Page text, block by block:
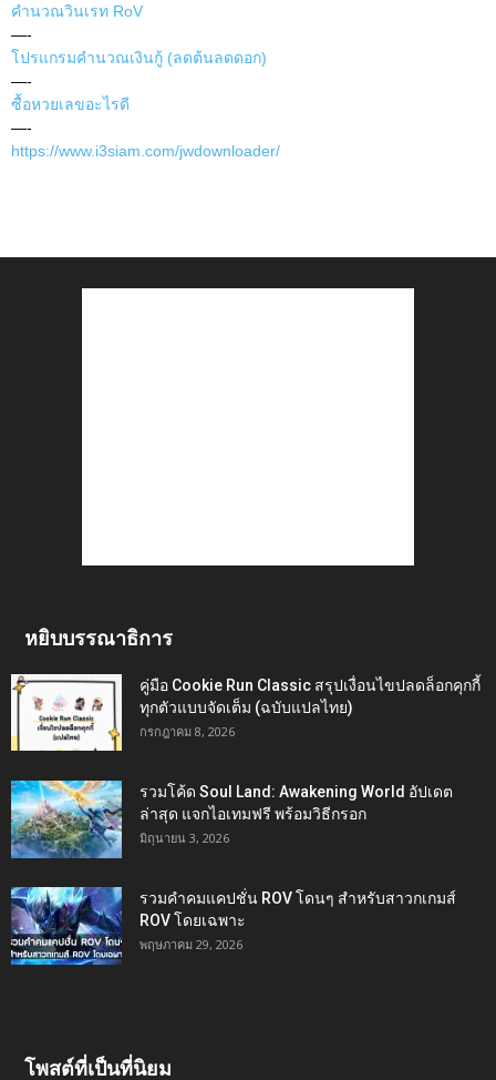
คำนวณวินเรท RoV
—-
โปรแกรมคำนวณเงินกู้ (ลดต้นลดดอก)
—-
ซื้อหวยเลขอะไรดี
—-
https://www.i3siam.com/jwdownloader/
หยิบบรรณาธิการ
คู่มือ Cookie Run Classic สรุปเงื่อนไขปลดล็อกคุกกี้
ทุกตัวแบบจัดเต็ม (ฉบับแปลไทย)
กรกฎาคม 8, 2026
รวมโค้ด Soul Land: Awakening World อัปเดต
ล่าสุด แจกไอเทมฟรี พร้อมวิธีกรอก
มิถุนายน 3, 2026
รวมคำคมแคปชั่น ROV โดนๆ สำหรับสาวกเกมส์
ROV โดยเฉพาะ
พฤษภาคม 29, 2026
โพสต์ที่เป็นที่นิยม